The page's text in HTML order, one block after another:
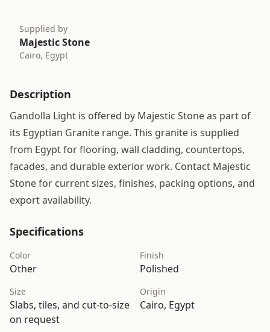
Supplied by
Majestic Stone
Cairo, Egypt
Description
Gandolla Light is offered by Majestic Stone as part of
its Egyptian Granite range. This granite is supplied
from Egypt for flooring, wall cladding, countertops,
facades, and durable exterior work. Contact Majestic
Stone for current sizes, finishes, packing options, and
export availability.
Specifications
Color
Other
Finish
Polished
Size
Slabs, tiles, and cut-to-size
on request
Origin
Cairo, Egypt